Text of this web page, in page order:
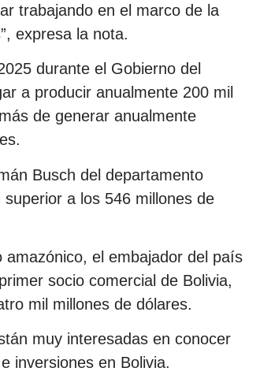
trabajando en el marco de la
expresa la nota.
durante el Gobierno del
a producir anualmente 200 mil
de generar anualmente
Busch del departamento
a los 546 millones de
el embajador del país
socio comercial de Bolivia,
mil millones de dólares.
muy interesadas en conocer
inversiones en Bolivia.